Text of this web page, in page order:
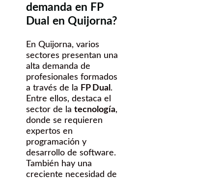
demanda en FP
Dual en Quijorna?
En Quijorna, varios
sectores presentan una
alta demanda de
profesionales formados
a través de la FP Dual .
Entre ellos, destaca el
sector de la tecnología,
donde se requieren
expertos en
programación y
desarrollo de software.
También hay una
creciente necesidad de